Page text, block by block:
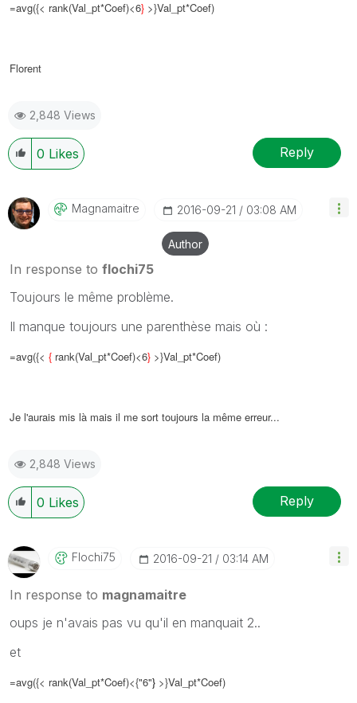
=avg({< rank(Val_pt*Coef)<6} >}Val_pt*Coef)
Florent
2,848 Views
0 Likes Reply
Magnamaitre ‎2016-09-21 03:08 AM
Author
In response to flochi75
Toujours le même problème.
Il manque toujours une parenthèse mais où :
=avg({< { rank(Val_pt*Coef)<6} >}Val_pt*Coef)
Je l'aurais mis là mais il me sort toujours la même erreur...
2,848 Views
0 Likes Reply
Flochi75 ‎2016-09-21 03:14 AM
In response to magnamaitre
oups je n'avais pas vu qu'il en manquait 2..
et
=avg({< rank(Val_pt*Coef)<{"6"} >}Val_pt*Coef)